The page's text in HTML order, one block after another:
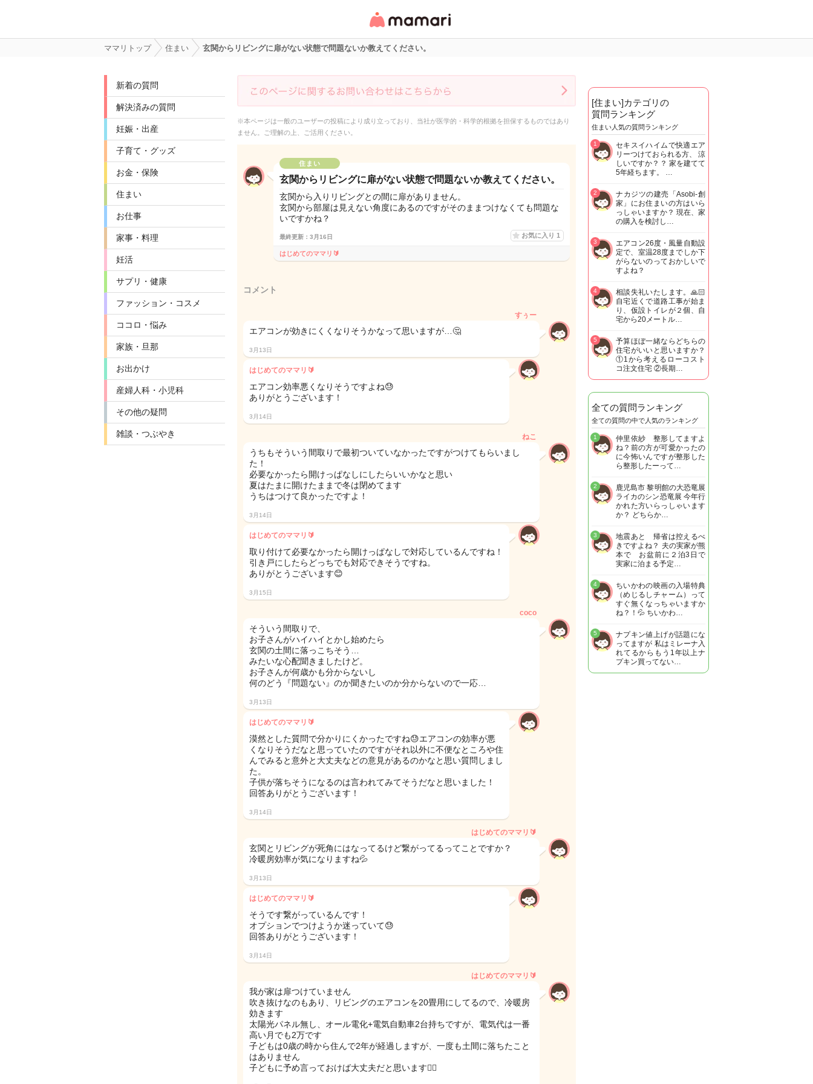
リ・情報サイト
ママリトップ 住まい 玄関からリビングに扉がない状態で問題ないか教えてください。
新着の質問
解決済みの質問
妊娠・出産
子育て・グッズ
お金・保険
住まい
お仕事
家事・料理
妊活
サプリ・健康
ファッション・コスメ
ココロ・悩み
家族・旦那
お出かけ
産婦人科・小児科
その他の疑問
雑談・つぶやき
※本ページは一般のユーザーの投稿により成り立っており、当社が医学的・科学的根拠を担保するものではあり
ません。ご理解の上、ご活用ください。
住まい
玄関からリビングに扉がない状態で問題ないか教えてください。
玄関から入りリビングとの間に扉がありません。
玄関から部屋は見えない角度にあるのですがそのままつけなくても問題な
いですかね？
最終更新：3月16日 お気に入り 1
はじめてのママリ🔰
コメント
すぅー
エアコンが効きにくくなりそうかなって思いますが…🤔
3月13日
はじめてのママリ🔰
エアコン効率悪くなりそうですよね😓
ありがとうございます！
3月14日
ねこ
うちもそういう間取りで最初ついていなかったですがつけてもらいまし
た！
必要なかったら開けっぱなしにしたらいいかなと思い
夏はたまに開けたままで冬は閉めてます
うちはつけて良かったですよ！
3月14日
はじめてのママリ🔰
取り付けて必要なかったら開けっぱなしで対応しているんですね！
引き戸にしたらどっちでも対応できそうですね。
ありがとうございます😊
3月15日
coco
そういう間取りで、
お子さんがハイハイとかし始めたら
玄関の土間に落っこちそう…
みたいな心配聞きましたけど。
お子さんが何歳かも分からないし
何のどう『問題ない』のか聞きたいのか分からないので一応…
3月13日
はじめてのママリ🔰
漠然とした質問で分かりにくかったですね😓エアコンの効率が悪
くなりそうだなと思っていたのですがそれ以外に不便なところや住
んでみると意外と大丈夫などの意見があるのかなと思い質問しまし
た。
子供が落ちそうになるのは言われてみてそうだなと思いました！
回答ありがとうございます！
3月14日
はじめてのママリ🔰
玄関とリビングが死角にはなってるけど繋がってるってことですか？
冷暖房効率が気になりますね💦
3月13日
はじめてのママリ🔰
そうです繋がっているんです！
オプションでつけようか迷っていて😓
回答ありがとうございます！
3月14日
はじめてのママリ🔰
我が家は扉つけていません
吹き抜けなのもあり、リビングのエアコンを20畳用にしてるので、冷暖房
効きます
太陽光パネル無し、オール電化+電気自動車2台持ちですが、電気代は一番
高い月でも2万です
子どもは0歳の時から住んで2年が経過しますが、一度も土間に落ちたこと
はありません
子どもに予め言っておけば大丈夫だと思います🙆‍♀️
[住まい]カテゴリの
質問ランキング
住まい人気の質問ランキング
セキスイハイムで快適エア
リーつけておられる方、 涼
しいですか？？ 家を建てて
5年経ちます。 …
1
ナカジツの建売「Asobi-創
家」にお住まいの方はいら
っしゃいますか？ 現在、家
の購入を検討し…
2
エアコン26度・風量自動設
定で、室温28度までしか下
がらないのっておかしいで
すよね？
3
相談失礼いたします。🙏🏻
自宅近くで道路工事が始ま
り、仮設トイレが２個、自
宅から20メートル…
4
予算ほぼ一緒ならどちらの
住宅がいいと思いますか？
①1から考えるローコスト
コ注文住宅 ②長期…
5
全ての質問ランキング
全ての質問の中で人気のランキング
仲里依紗 整形してますよ
ね？前の方が可愛かったの
に今怖いんですが整形した
ら整形したーって…
1
鹿児島市 黎明館の大恐竜展
ライカのシン恐竜展 今年行
かれた方いらっしゃいます
か？ どちらか…
2
地震あと 帰省は控えるべ
きですよね？ 夫の実家が熊
本で お盆前に２泊3日で
実家に泊まる予定…
3
ちいかわの映画の入場特典
（めじるしチャーム）って
すぐ無くなっちゃいますか
ね？！💦 ちいかわ…
4
ナプキン値上げが話題にな
ってますが 私はミレーナ入
れてるからもう1年以上ナ
プキン買ってない…
5